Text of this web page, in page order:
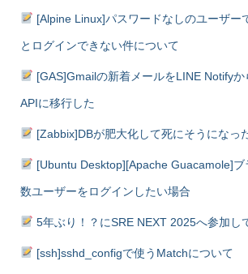
[Alpine Linux]パスワードなしのユーザー
とログインできない件について
[GAS]Gmailの新着メールをLINE Notify
APIに移行した
[Zabbix]DBが肥大化して死にそうになっ
[Ubuntu Desktop][Apache Guacamole]ブ
数ユーザーをログインしたい場合
5年ぶり！？にSRE NEXT 2025へ参加し
[ssh]sshd_configで使うMatchについて